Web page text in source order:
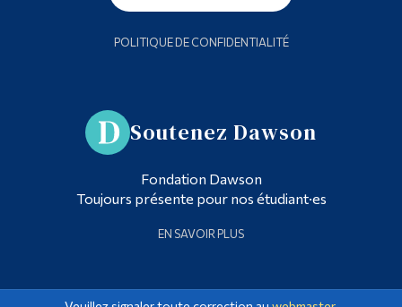
POLITIQUE DE CONFIDENTIALITÉ
Soutenez Dawson
Fondation Dawson
Toujours présente pour nos étudiant·es
EN SAVOIR PLUS